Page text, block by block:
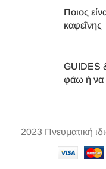
Ποιος
καφεΐνης
GUIDES
φάω ή να
2023 Πνευματική